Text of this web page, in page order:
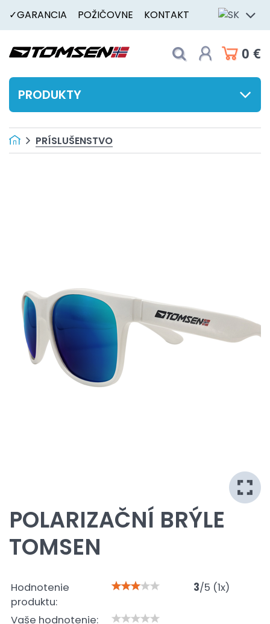
✓GARANCIA POŽIČOVNE KONTAKT
0 €
PRODUKTY
PRÍSLUŠENSTVO
POLARIZAČNÍ BRÝLE
TOMSEN
Hodnotenie
produktu:
3/5 (1x)
Vaše hodnotenie: